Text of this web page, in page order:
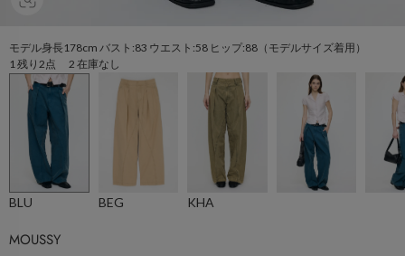
モデル身長178cm バスト:83 ウエスト:58 ヒップ:88（モデルサイズ着用）
1 残り2点 2 在庫なし
BLU BEG KHA
MOUSSY